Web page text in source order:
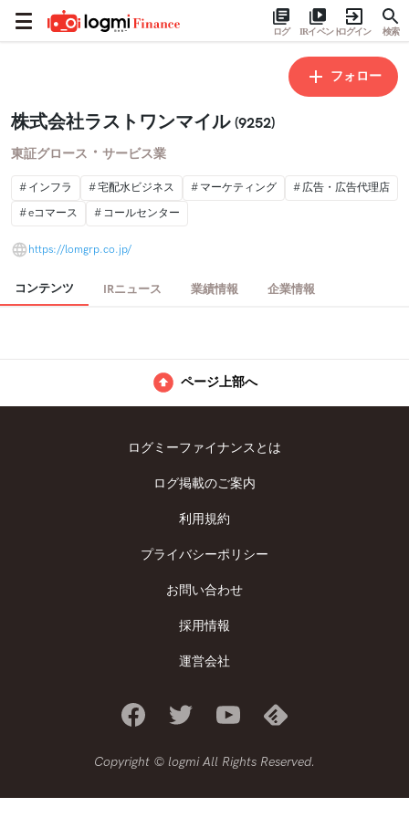
ログ IRイベントログイン 検索
フォロー
株式会社ラストワンマイル (9252)
東証グロース ・ サービス業
インフラ 宅配水ビジネス マーケティング
広告・広告代理店
eコマース
コールセンター
https://lomgrp.co.jp/
コンテンツ IRニュース 業績情報 企業情報
ページ上部へ
ログミーファイナンスとは
ログ掲載のご案内
利用規約
プライバシーポリシー
お問い合わせ
採用情報
運営会社
Copyright © logmi All Rights Reserved.